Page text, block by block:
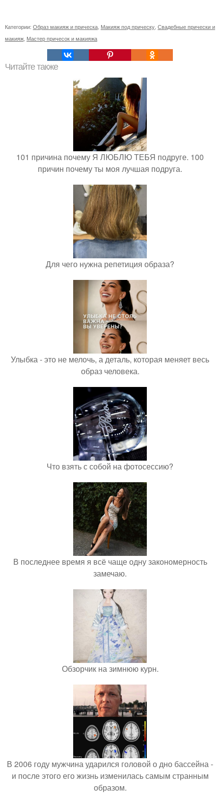
Категории: Образ макияж и прическа Макияж под прическу Свадебные прически и
макияж Мастер причесок и макияжа
Читайте также
101 причина почему Я ЛЮБЛЮ ТЕБЯ подруге. 100
причин почему ты моя лучшая подруга.
Для чего нужна репетиция образа?
Улыбка - это не мелочь, а деталь, которая меняет весь
образ человека.
Что взять с собой на фотосессию?
В последнее время я всё чаще одну закономерность
замечаю.
Обзорчик на зимнюю курн.
В 2006 году мужчина ударился головой о дно бассейна -
и после этого его жизнь изменилась самым странным
образом.